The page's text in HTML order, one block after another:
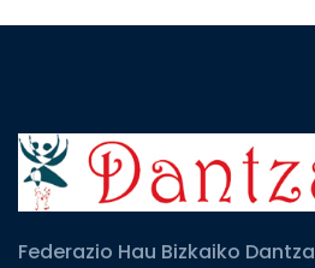
Federazio Hau Bizkaiko